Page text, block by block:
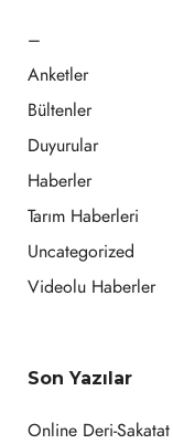
–
Anketler
Bültenler
Duyurular
Haberler
Tarım Haberleri
Uncategorized
Videolu Haberler
Son Yazılar
Online Deri-Sakatat